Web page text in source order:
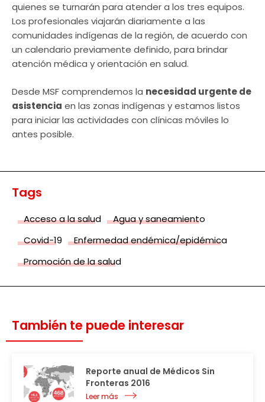
quienes se turnarán para atender a los tres equipos.
Los profesionales viajarán diariamente a las
comunidades indígenas de la región, de acuerdo con
un calendario previamente definido, para brindar
atención médica y orientación en salud.
Desde MSF comprendemos la necesidad urgente de
asistencia en las zonas indígenas y estamos listos
para iniciar las actividades con clínicas móviles lo
antes posible.
Tags
Acceso a la salud
Agua y saneamiento
Covid-19
Enfermedad endémica/epidémica
Promoción de la salud
También te puede interesar
Reporte anual de Médicos Sin
Fronteras 2016
Leer más